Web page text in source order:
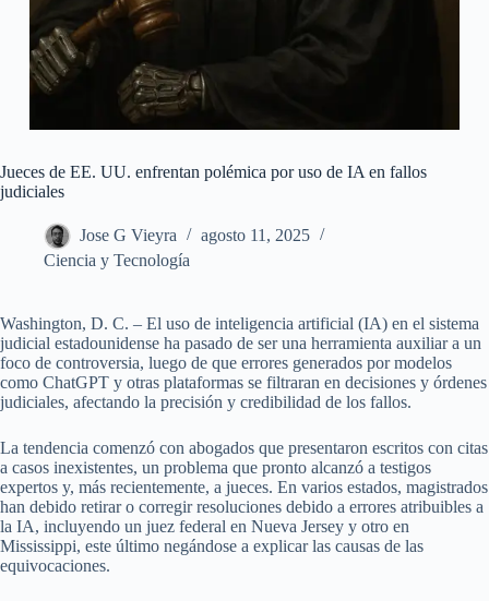
Jueces de EE. UU. enfrentan polémica por uso de IA en fallos
judiciales
Jose G Vieyra
agosto 11, 2025
Ciencia y Tecnología
Washington, D. C. – El uso de inteligencia artificial (IA) en el sistema
judicial estadounidense ha pasado de ser una herramienta auxiliar a un
foco de controversia, luego de que errores generados por modelos
como ChatGPT y otras plataformas se filtraran en decisiones y órdenes
judiciales, afectando la precisión y credibilidad de los fallos.
La tendencia comenzó con abogados que presentaron escritos con citas
a casos inexistentes, un problema que pronto alcanzó a testigos
expertos y, más recientemente, a jueces. En varios estados, magistrados
han debido retirar o corregir resoluciones debido a errores atribuibles a
la IA, incluyendo un juez federal en Nueva Jersey y otro en
Mississippi, este último negándose a explicar las causas de las
equivocaciones.